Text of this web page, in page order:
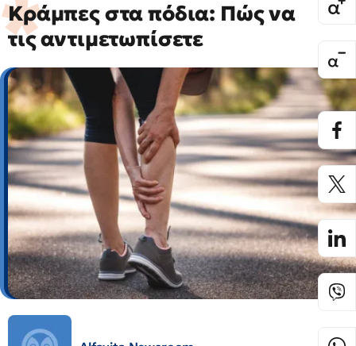
Κράμπες στα πόδια: Πώς να
τις αντιμετωπίσετε